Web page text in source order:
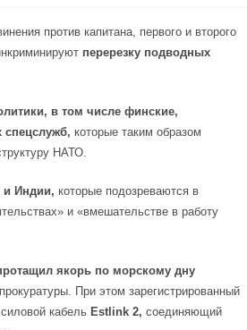
против капитана, первого и второго
перерезку подводных
в том числе финские,
спецслужб, которые таким образом
НАТО.
и Индии, которые подозреваются в
и «вмешательстве в работу
якорь по морскому дну
При этом зарегистрированный
кабель Estlink 2, соединяющий